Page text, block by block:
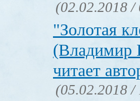
(02.02.2018 /
"Золотая
(Владимир
читает
(05.02.2018 /